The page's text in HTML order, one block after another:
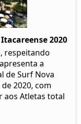
Itacareense 2020
respeitando
a
de Surf Nova
2020, com
aos Atletas total